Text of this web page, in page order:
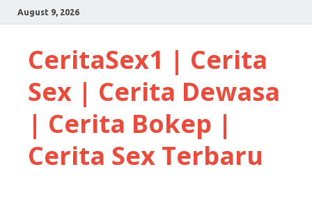
August 9, 2026
CeritaSex1 | Cerita
Sex | Cerita Dewasa
| Cerita Bokep |
Cerita Sex Terbaru